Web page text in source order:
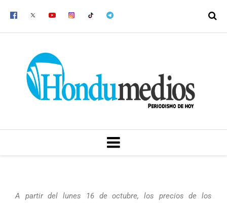
MENU
A partir del lunes 16 de octubre, los precios de los